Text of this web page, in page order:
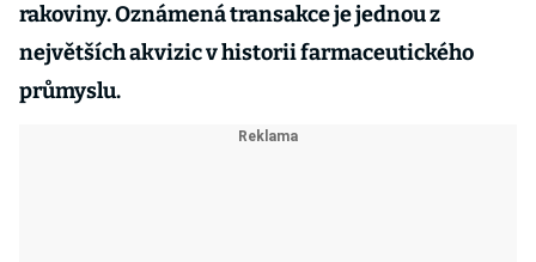
rakoviny. Oznámená transakce je jednou z
největších akvizic v historii farmaceutického
průmyslu.